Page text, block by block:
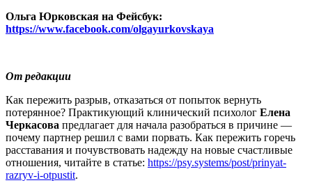
Ольга Юрковская на Фейсбук:
https://www.facebook.com/olgayurkovskaya
От редакции
Как пережить разрыв, отказаться от попыток вернуть
потерянное? Практикующий клинический психолог Елена
Черкасова предлагает для начала разобраться в причине —
почему партнер решил с вами порвать. Как пережить горечь
расставания и почувствовать надежду на новые счастливые
отношения, читайте в статье: https://psy.systems/post/prinyat-
razryv-i-otpustit.